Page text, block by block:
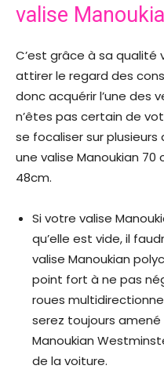
valise
C’est grâce à sa qualité
attirer le regard des
donc acquérir l’une des
n’êtes pas certain de
se focaliser sur
une valise Manoukian 70
48cm.
Si votre valise
qu’elle est vide, il
valise Manoukian
point fort à ne pas
roues
serez toujours
Manoukian
de la voiture.